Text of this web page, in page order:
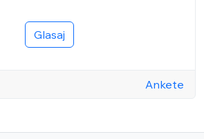
Glasaj
Ankete